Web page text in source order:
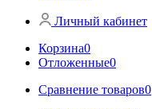
Личный кабинет
Корзина0
Отложенные0
Сравнение товаров0